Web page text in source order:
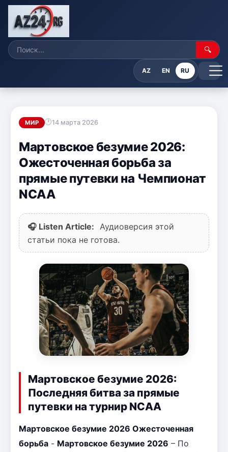
🔍
AZ EN RU
МИР 14 марта 2026
Мартовское безумие 2026:
Ожесточенная борьба за
прямые путевки на Чемпионат
NCAA
🎧 Listen Article:
Аудиоверсия этой
статьи пока не готова.
Мартовское безумие 2026:
Последняя битва за прямые
путевки на турнир NCAA
Мартовское безумие 2026 Ожесточенная
борьба - Мартовское безумие 2026 – По